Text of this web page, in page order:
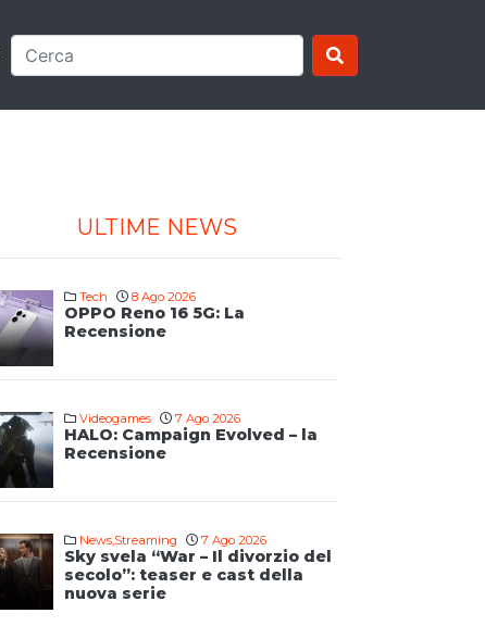
ULTIME NEWS
Tech 8 Ago 2026
OPPO Reno 16 5G: La
Recensione
Videogames 7 Ago 2026
HALO: Campaign Evolved – la
Recensione
News,Streaming 7 Ago 2026
Sky svela “War – Il divorzio del
secolo”: teaser e cast della
nuova serie